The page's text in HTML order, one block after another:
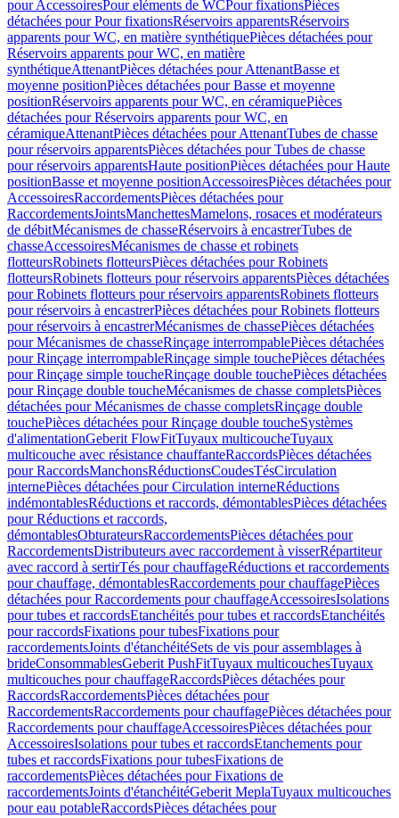
pour AccessoiresPour eléments de WCPour fixationsPièces
détachées pour Pour fixationsRéservoirs apparentsRéservoirs
apparents pour WC, en matière synthétiquePièces détachées pour
Réservoirs apparents pour WC, en matière
synthétiqueAttenantPièces détachées pour AttenantBasse et
moyenne positionPièces détachées pour Basse et moyenne
positionRéservoirs apparents pour WC, en céramiquePièces
détachées pour Réservoirs apparents pour WC, en
céramiqueAttenantPièces détachées pour AttenantTubes de chasse
pour réservoirs apparentsPièces détachées pour Tubes de chasse
pour réservoirs apparentsHaute positionPièces détachées pour Haute
positionBasse et moyenne positionAccessoiresPièces détachées pour
AccessoiresRaccordementsPièces détachées pour
RaccordementsJointsManchettesMamelons, rosaces et modérateurs
de débitMécanismes de chasseRéservoirs à encastrerTubes de
chasseAccessoiresMécanismes de chasse et robinets
flotteursRobinets flotteursPièces détachées pour Robinets
flotteursRobinets flotteurs pour réservoirs apparentsPièces détachées
pour Robinets flotteurs pour réservoirs apparentsRobinets flotteurs
pour réservoirs à encastrerPièces détachées pour Robinets flotteurs
pour réservoirs à encastrerMécanismes de chassePièces détachées
pour Mécanismes de chasseRinçage interrompablePièces détachées
pour Rinçage interrompableRinçage simple touchePièces détachées
pour Rinçage simple toucheRinçage double touchePièces détachées
pour Rinçage double toucheMécanismes de chasse completsPièces
détachées pour Mécanismes de chasse completsRinçage double
touchePièces détachées pour Rinçage double toucheSystèmes
d'alimentationGeberit FlowFitTuyaux multicoucheTuyaux
multicouche avec résistance chauffanteRaccordsPièces détachées
pour RaccordsManchonsRéductionsCoudesTésCirculation
internePièces détachées pour Circulation interneRéductions
indémontablesRéductions et raccords, démontablesPièces détachées
pour Réductions et raccords,
démontablesObturateursRaccordementsPièces détachées pour
RaccordementsDistributeurs avec raccordement à visserRépartiteur
avec raccord à sertirTés pour chauffageRéductions et raccordements
pour chauffage, démontablesRaccordements pour chauffagePièces
détachées pour Raccordements pour chauffageAccessoiresIsolations
pour tubes et raccordsEtanchéités pour tubes et raccordsEtanchéités
pour raccordsFixations pour tubesFixations pour
raccordementsJoints d'étanchéitéSets de vis pour assemblages à
brideConsommablesGeberit PushFitTuyaux multicouchesTuyaux
multicouches pour chauffageRaccordsPièces détachées pour
RaccordsRaccordementsPièces détachées pour
RaccordementsRaccordements pour chauffagePièces détachées pour
Raccordements pour chauffageAccessoiresPièces détachées pour
AccessoiresIsolations pour tubes et raccordsEtanchements pour
tubes et raccordsFixations pour tubesFixations de
raccordementsPièces détachées pour Fixations de
raccordementsJoints d'étanchéitéGeberit MeplaTuyaux multicouches
pour eau potableRaccordsPièces détachées pour